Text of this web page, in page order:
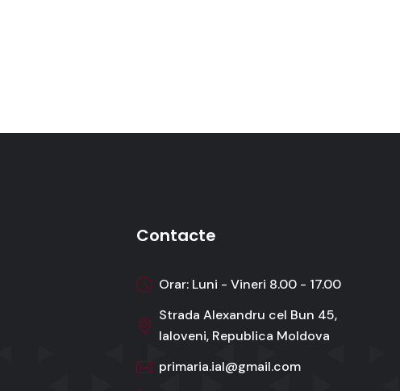
Contacte
Orar: Luni - Vineri 8.00 - 17.00
Strada Alexandru cel Bun 45,
Ialoveni, Republica Moldova
primaria.ial@gmail.com